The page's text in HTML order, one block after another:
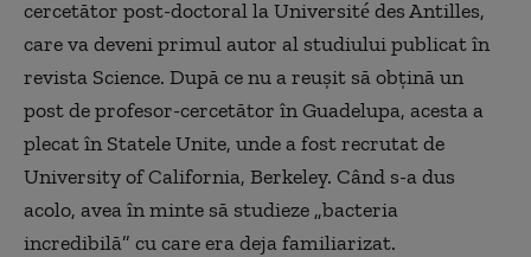
cercetător post-doctoral la Université des Antilles,
care va deveni primul autor al studiului publicat în
revista Science. După ce nu a reuşit să obţină un
post de profesor-cercetător în Guadelupa, acesta a
plecat în Statele Unite, unde a fost recrutat de
University of California, Berkeley. Când s-a dus
acolo, avea în minte să studieze „bacteria
incredibilă” cu care era deja familiarizat.